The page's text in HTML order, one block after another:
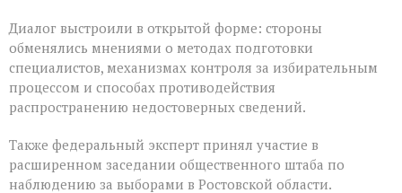
Диалог выстроили в открытой форме: стороны
обменялись мнениями о методах подготовки
специалистов, механизмах контроля за избирательным
процессом и способах противодействия
распространению недостоверных сведений.
Также федеральный эксперт принял участие в
расширенном заседании общественного штаба по
наблюдению за выборами в Ростовской области.